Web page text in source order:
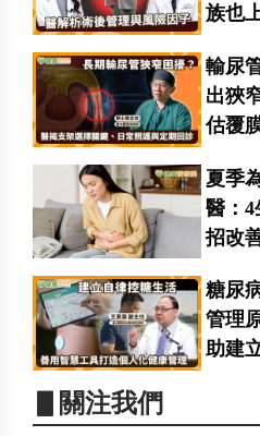
族也
輸尿
出狹
估覆
夏季
醫：
招改
糖尿
管理
助建
▋關注我們